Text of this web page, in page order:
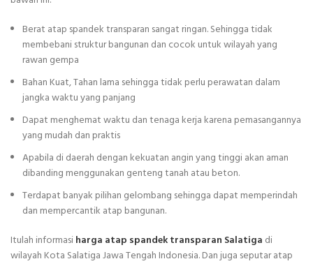
Berat atap spandek transparan sangat ringan. Sehingga tidak
membebani struktur bangunan dan cocok untuk wilayah yang
rawan gempa
Bahan Kuat, Tahan lama sehingga tidak perlu perawatan dalam
jangka waktu yang panjang
Dapat menghemat waktu dan tenaga kerja karena pemasangannya
yang mudah dan praktis
Apabila di daerah dengan kekuatan angin yang tinggi akan aman
dibanding menggunakan genteng tanah atau beton.
Terdapat banyak pilihan gelombang sehingga dapat memperindah
dan mempercantik atap bangunan.
Itulah informasiharga atap spandek transparan Salatiga di
wilayah Kota Salatiga Jawa Tengah Indonesia. Dan juga seputar atap